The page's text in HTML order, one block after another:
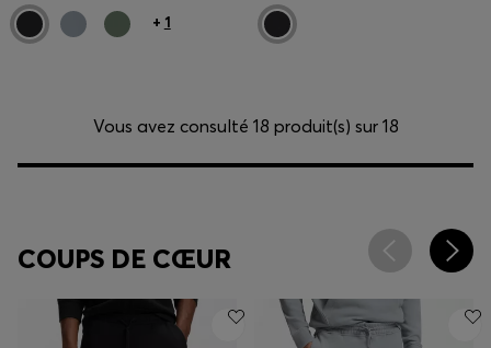
+ 1
Vous avez consulté 18 produit(s) sur 18
COUPS DE CŒUR